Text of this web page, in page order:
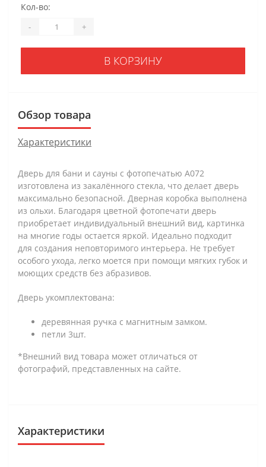
Кол-во:
- +
В КОРЗИНУ
Обзор товара
Характеристики
Дверь для бани и сауны с фотопечатью А072
изготовлена из закалённого стекла, что делает дверь
максимально безопасной. Дверная коробка выполнена
из ольхи. Благодаря цветной фотопечати дверь
приобретает индивидуальный внешний вид, картинка
на многие годы остается яркой. Идеально подходит
для создания неповторимого интерьера. Не требует
особого ухода, легко моется при помощи мягких губок и
моющих средств без абразивов.
Дверь укомплектована:
деревянная ручка с магнитным замком.
петли 3шт.
*Внешний вид товара может отличаться от
фотографий, представленных на сайте.
Характеристики